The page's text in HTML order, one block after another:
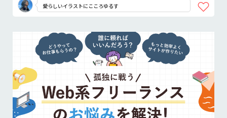
愛らしいイラストにこころゆるす